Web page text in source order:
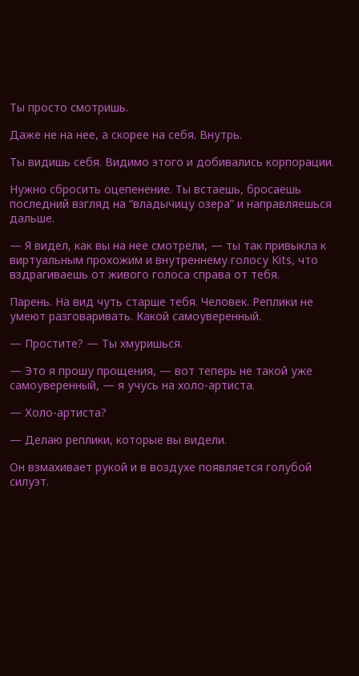
Ты просто смотришь.
Даже не на нее, а скорее на себя. Внутрь.
Ты видишь себя. Видимо этого и добивались корпорации.
Нужно сбросить оцепенение. Ты встаешь, бросаешь
последний взгляд на “владычицу озера” и направляешься
дальше.
— Я видел, как вы на нее смотрели, — ты так привыкла к
виртуальным прохожим и внутреннему голосу Kits, что
вздрагиваешь от живого голоса справа от тебя.
Парень. На вид чуть старше тебя. Человек. Реплики не
умеют разговаривать. Какой самоуверенный.
— Простите? — Ты хмуришься.
— Это я прошу прощения, — вот теперь не такой уже
самоуверенный, — я учусь на холо-артиста.
— Холо-артиста?
— Делаю реплики, которые вы видели.
Он взмахивает рукой и в воздухе появляется голубой
силуэт.